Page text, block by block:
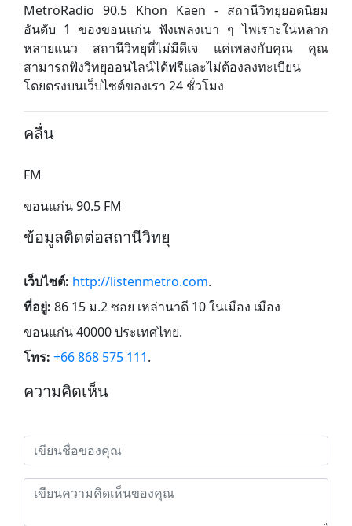
MetroRadio 90.5 Khon Kaen - สถานีวิทยุยอดนิยม
อันดับ 1 ของขอนแก่น ฟังเพลงเบา ๆ ไพเราะในหลาก
หลายแนว สถานีวิทยุที่ไม่มีดีเจ แค่เพลงกับคุณ คุณ
สามารถฟังวิทยุออนไลน์ได้ฟรีและไม่ต้องลงทะเบียน
โดยตรงบนเว็บไซต์ของเรา 24 ชั่วโมง
คลื่น
FM
ขอนแก่น 90.5 FM
ข้อมูลติดต่อสถานีวิทยุ
เว็บไซต์: http://listenmetro.com.
ที่อยู่: 86 15 ม.2 ซอย เหล่านาดี 10 ในเมือง เมือง
ขอนแก่น 40000 ประเทศไทย.
โทร: +66 868 575 111.
ความคิดเห็น